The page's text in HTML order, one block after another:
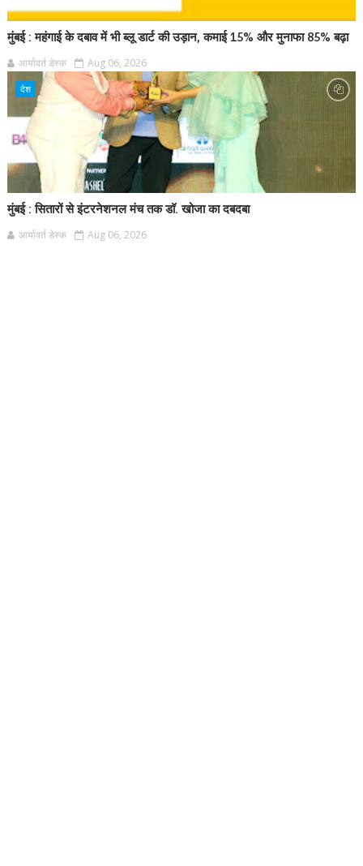
मुंबई : महंगाई के दबाव में भी ब्लू डार्ट की उड़ान, कमाई 15% और मुनाफा 85% बढ़ा
आर्यावर्त डेस्क Aug 06, 2026
देश
मुंबई : सितारों से इंटरनेशनल मंच तक डॉ. खोजा का दबदबा
आर्यावर्त डेस्क Aug 06, 2026